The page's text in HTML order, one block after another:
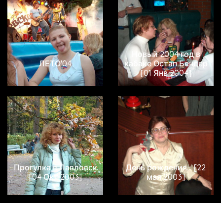
ЛЕТО'04
Новый 2004 год в
кабаке Остап Бендер
[01 Янв 2004]
Прогулка в Павловск
[04 Окт 2003]
День рождения... [22
мая 2003]